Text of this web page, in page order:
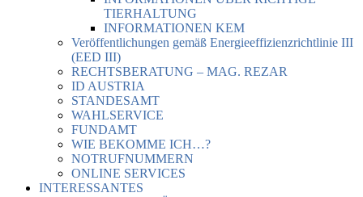
TIERHALTUNG
INFORMATIONEN KEM
Veröffentlichungen gemäß Energieeffizienzrichtlinie III
(EED III)
RECHTSBERATUNG – MAG. REZAR
ID AUSTRIA
STANDESAMT
WAHLSERVICE
FUNDAMT
WIE BEKOMME ICH…?
NOTRUFNUMMERN
ONLINE SERVICES
INTERESSANTES